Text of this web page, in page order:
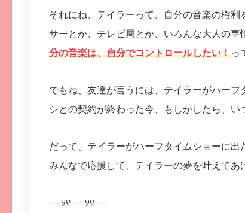
それにね、テイラーって、自分の音楽の権
サーとか、テレビ局とか、いろんな大人の
分の音楽は、自分でコントロールしたい！っ
でもね、友達が言うには、テイラーがハー
シとの契約が終わった今、もしかしたら、
だって、テイラーがハーフタイムショーに出
みんなで応援して、テイラーの夢を叶えてあ
— ୨୧ — ୨୧ —